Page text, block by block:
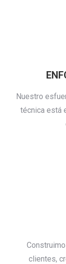
Nuestro
técnica está
clientes,